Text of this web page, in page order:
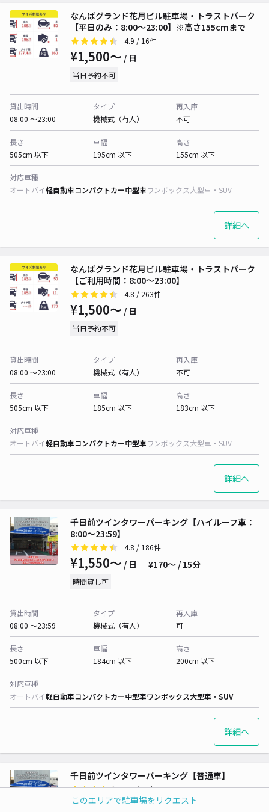
このエリアで駐車場をリクエスト
なんばグランド花月ビル駐車場・トラストパーク
【平日のみ：8:00～23:00】※高さ155cmまで
4.9 / 16件
¥1,500〜 / 日
当日予約不可
貸出時間
08:00 〜23:00
タイプ
機械式（有人）
再入庫
不可
長さ
505cm 以下
車幅
195cm 以下
高さ
155cm 以下
対応車種
オートバイ軽自動車コンパクトカー中型車ワンボックス大型車・SUV
詳細へ
なんばグランド花月ビル駐車場・トラストパーク
【ご利用時間：8:00～23:00】
4.8 / 263件
¥1,500〜 / 日
当日予約不可
貸出時間
08:00 〜23:00
タイプ
機械式（有人）
再入庫
不可
長さ
505cm 以下
車幅
185cm 以下
高さ
183cm 以下
対応車種
オートバイ軽自動車コンパクトカー中型車ワンボックス大型車・SUV
詳細へ
千日前ツインタワーパーキング【ハイルーフ車：
8:00～23:59】
4.8 / 186件
¥1,550〜 / 日 ¥170〜 / 15分
時間貸し可
貸出時間
08:00 〜23:59
タイプ
機械式（有人）
再入庫
可
長さ
500cm 以下
車幅
184cm 以下
高さ
200cm 以下
対応車種
オートバイ軽自動車コンパクトカー中型車ワンボックス大型車・SUV
詳細へ
千日前ツインタワーパーキング【普通車】
4.9/ 65件
¥1,550〜/ 日 ¥170〜 / 15分